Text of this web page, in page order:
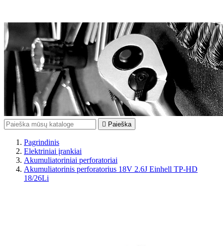
 Paieška
Pagrindinis
Elektriniai įrankiai
Akumuliatoriniai perforatoriai
Akumuliatorinis perforatorius 18V 2.6J Einhell TP-HD
18/26Li